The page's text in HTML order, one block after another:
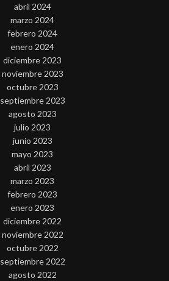
abril 2024
marzo 2024
febrero 2024
enero 2024
diciembre 2023
noviembre 2023
octubre 2023
septiembre 2023
agosto 2023
julio 2023
junio 2023
mayo 2023
abril 2023
marzo 2023
febrero 2023
enero 2023
diciembre 2022
noviembre 2022
octubre 2022
septiembre 2022
agosto 2022